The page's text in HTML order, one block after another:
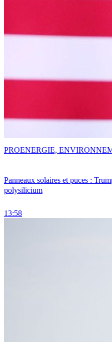
Panneaux solaires et puces :
polysilicium
13:58
PROENERGIE,